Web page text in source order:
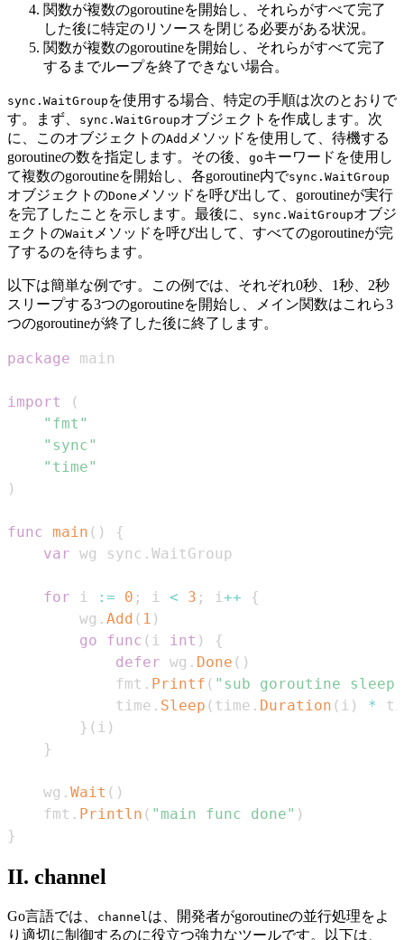
関数が複数のgoroutineを開始し、それらがすべて完了
した後に特定のリソースを閉じる必要がある状況。
関数が複数のgoroutineを開始し、それらがすべて完了
するまでループを終了できない場合。
sync.WaitGroup を使用する場合、特定の手順は次のとおりで
す。まず、
sync.WaitGroupオブジェクトを作成します。次
に、このオブジェクトのAdd メソッドを使用して、待機する
goroutineの数を指定します。その後、 goキーワードを使用し
て複数のgoroutineを開始し、各goroutine内でsync.WaitGroup
オブジェクトのDone メソッドを呼び出して、goroutineが実行
を完了したことを示します。最後に、
sync.WaitGroupオブジ
ェクトのWait メソッドを呼び出して、すべてのgoroutineが完
了するのを待ちます。
以下は簡単な例です。この例では、それぞれ0秒、1秒、2秒
スリープする3つのgoroutineを開始し、メイン関数はこれら3
つのgoroutineが終了した後に終了します。
package
import
(
"fmt"
"sync"
"time"
)
func main ( )
{
var wg sync .
for i := 0 ; i < 3 ; i ++
{
        wg
. Add ( 1 )
go
func ( i int )
{
defer wg . Done ( )
            fmt
. Printf ( "sub goroutine
            time
. Sleep ( time . Duration ( i ) *
} ( i )
}
    wg
. Wait ( )
    fmt
. Println ( "main func done" )
}
II. channel
Go言語では、 channel は、開発者がgoroutineの並行処理をよ
り適切に制御するのに役立つ強力なツールです。以下は、